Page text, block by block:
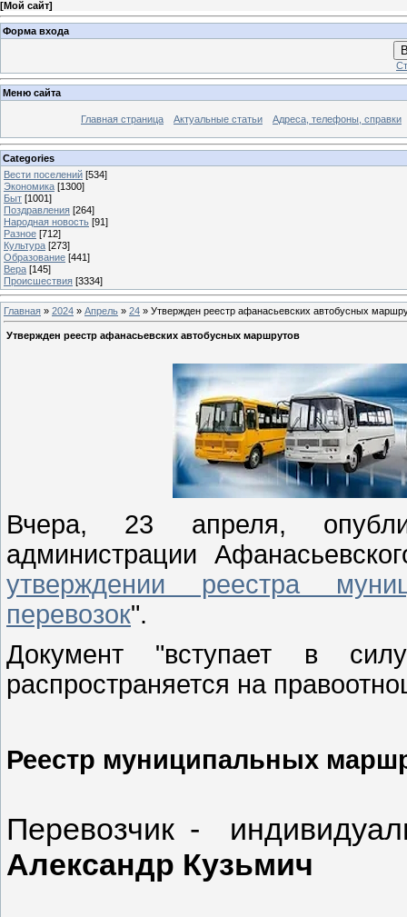
[Мой сайт]
Форма входа
Меню сайта
Главная страница Актуальные статьи Адреса, телефоны, справки
Categories
Вести поселений [534]
Экономика [1300]
Быт [1001]
Поздравления [264]
Народная новость [91]
Разное [712]
Культура [273]
Образование [441]
Вера [145]
Происшествия [3334]
Главная » 2024 » Апрель » 24 » Утвержден реестр афанасьевских автобусных
Утвержден реестр афанасьевских автобусных маршрутов
Вчера, 23 апреля,
администрации
утверждении реестра
перевозок".
Документ "вступает в
распространяется на
Реестр муниципальных
Перевозчик -
Александр Кузьмич